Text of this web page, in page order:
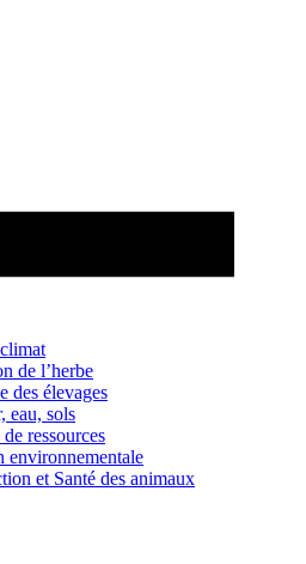
de l’herbe
des élevages
eau, sols
ressources
environnementale
et Santé des animaux